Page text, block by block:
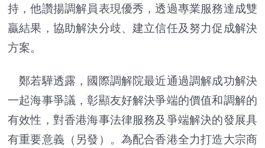
持，他讚揚調解員表現優秀，透過專業服務達成雙
贏結果，協助解決分歧、建立信任及努力促成解決
方案。
鄭若驊透露，國際調解院最近通過調解成功解決
一起海事爭議，彰顯友好解決爭端的價值和調解的
有效性，對香港海事法律服務及爭端解決的發展具
有重要意義（另發）。為配合香港全力打造大宗商